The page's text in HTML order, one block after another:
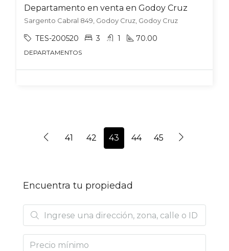
Departamento en venta en Godoy Cruz
Sargento Cabral 849, Godoy Cruz, Godoy Cruz
TES-200520 3 1 70.00
DEPARTAMENTOS
41 42 43 44 45
Encuentra tu propiedad